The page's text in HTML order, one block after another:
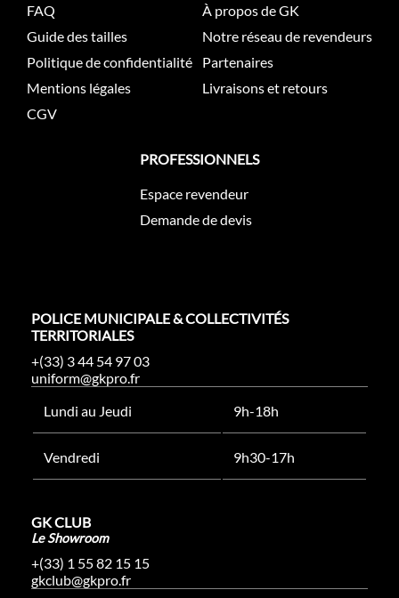
FAQ
Guide des tailles
Politique de confidentialité
Mentions légales
CGV
À propos de GK
Notre réseau de revendeurs
Partenaires
Livraisons et retours
PROFESSIONNELS
Espace revendeur
Demande de devis
POLICE MUNICIPALE & COLLECTIVITÉS
TERRITORIALES
+(33) 3 44 54 97 03
uniform@gkpro.fr
Lundi au Jeudi
9h-18h
Vendredi 9h30-17h
GK CLUB
Le Showroom
+(33) 1 55 82 15 15
gkclub@gkpro.fr